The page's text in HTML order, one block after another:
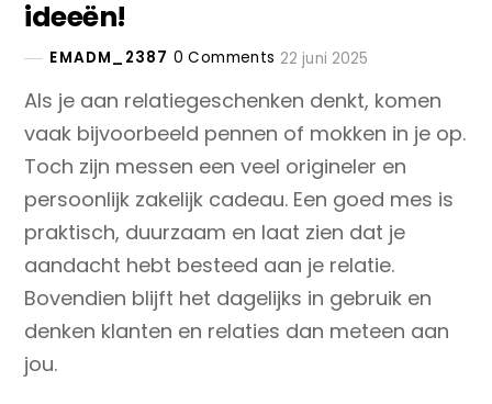
ideeën!
EMADM_2387 0 Comments 22 juni 2025
Als je aan relatiegeschenken denkt, komen
vaak bijvoorbeeld pennen of mokken in je op.
Toch zijn messen een veel origineler en
persoonlijk zakelijk cadeau. Een goed mes is
praktisch, duurzaam en laat zien dat je
aandacht hebt besteed aan je relatie.
Bovendien blijft het dagelijks in gebruik en
denken klanten en relaties dan meteen aan
jou.